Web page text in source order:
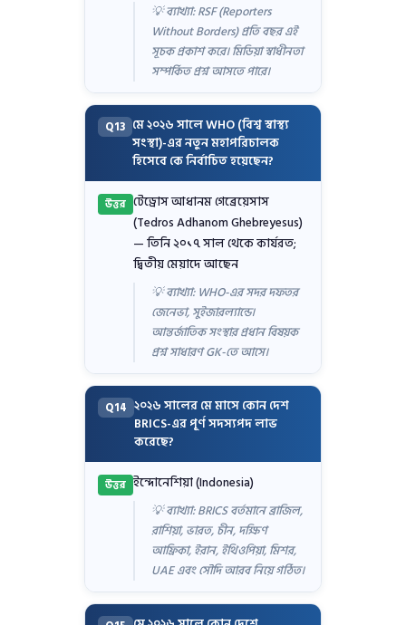
💡 ব্যাখ্যা: RSF (Reporters
Without Borders) প্রতি বছর এই
সূচক প্রকাশ করে। মিডিয়া স্বাধীনতা
সম্পর্কিত প্রশ্ন আসতে পারে।
Q13 মে ২০২৬ সালে WHO (বিশ্ব স্বাস্থ্য
সংস্থা)-এর নতুন মহাপরিচালক
হিসেবে কে নির্বাচিত হয়েছেন?
উত্তর টেড্রোস আধানম গেব্রেয়েসাস
(Tedros Adhanom Ghebreyesus)
— তিনি ২০১৭ সাল থেকে কার্যরত;
দ্বিতীয় মেয়াদে আছেন
💡 ব্যাখ্যা: WHO-এর সদর দফতর
জেনেভা, সুইজারল্যান্ডে।
আন্তর্জাতিক সংস্থার প্রধান বিষয়ক
প্রশ্ন সাধারণ GK-তে আসে।
Q14 ২০২৬ সালের মে মাসে কোন দেশ
BRICS-এর পূর্ণ সদস্যপদ লাভ
করেছে?
উত্তর ইন্দোনেশিয়া (Indonesia)
💡 ব্যাখ্যা: BRICS বর্তমানে ব্রাজিল,
রাশিয়া, ভারত, চীন, দক্ষিণ
আফ্রিকা, ইরান, ইথিওপিয়া, মিশর,
UAE এবং সৌদি আরব নিয়ে গঠিত।